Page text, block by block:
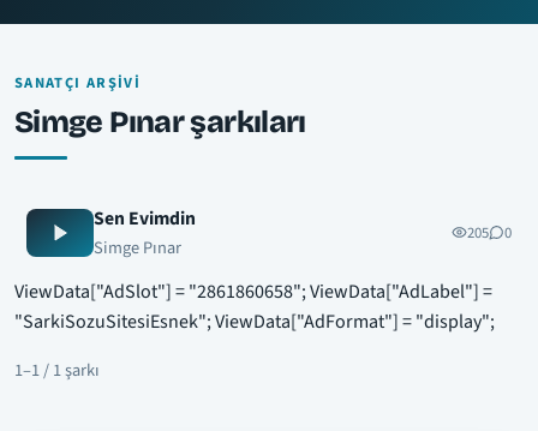
SANATÇI ARŞIVI
Simge Pınar şarkıları
Sen Evimdin
Simge Pınar
205 0
ViewData["AdSlot"] = "2861860658"; ViewData["AdLabel"] =
"SarkiSozuSitesiEsnek"; ViewData["AdFormat"] = "display";
1–1 / 1 şarkı